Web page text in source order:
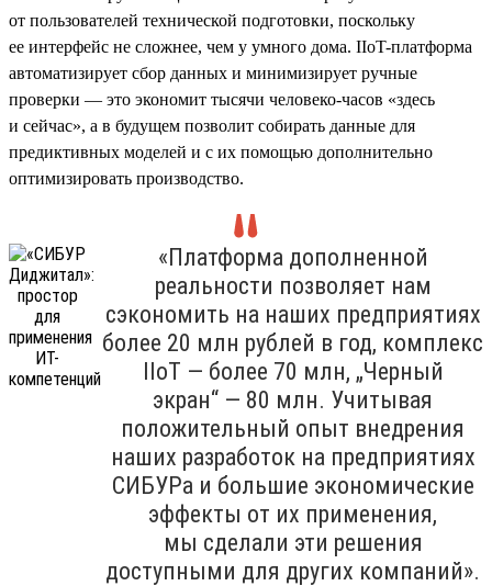
от пользователей технической подготовки, поскольку
ее интерфейс не сложнее, чем у умного дома. IIoT-платформа
автоматизирует сбор данных и минимизирует ручные
проверки — это экономит тысячи человеко-часов «здесь
и сейчас», а в будущем позволит собирать данные для
предиктивных моделей и с их помощью дополнительно
оптимизировать производство.
«Платформа дополненной
реальности позволяет нам
сэкономить на наших предприятиях
более 20 млн рублей в год, комплекс
IIoT — более 70 млн, „Черный
экран“ — 80 млн. Учитывая
положительный опыт внедрения
наших разработок на предприятиях
СИБУРа и большие экономические
эффекты от их применения,
мы сделали эти решения
доступными для других компаний».